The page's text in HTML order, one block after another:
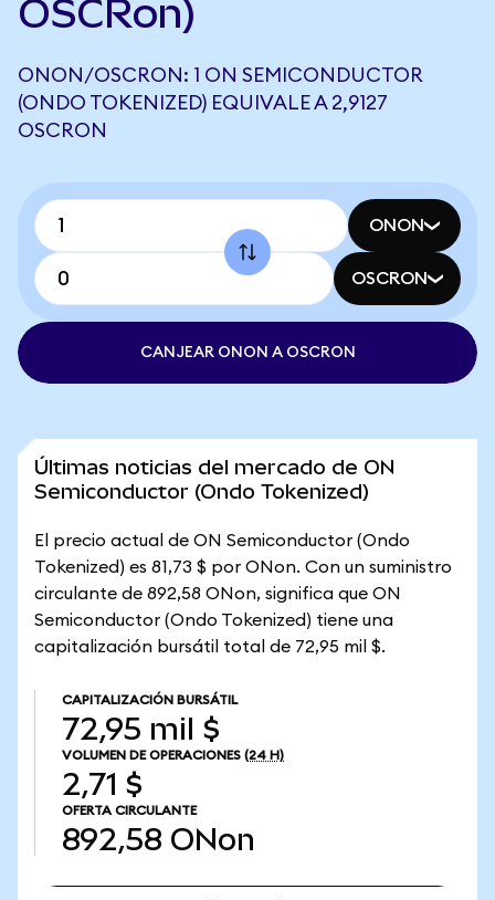
OSCRon)
ONON/OSCRON: 1 ON SEMICONDUCTOR
(ONDO TOKENIZED) EQUIVALE A 2,9127
OSCRON
ONON
OSCRON
CANJEAR ONON A OSCRON
Últimas noticias del mercado de ON
Semiconductor (Ondo Tokenized)
El precio actual de ON Semiconductor (Ondo
Tokenized) es 81,73 $ por ONon. Con un suministro
circulante de 892,58 ONon, significa que ON
Semiconductor (Ondo Tokenized) tiene una
capitalización bursátil total de 72,95 mil $.
CAPITALIZACIÓN BURSÁTIL
72,95 mil $
VOLUMEN DE OPERACIONES (24 H)
2,71 $
OFERTA CIRCULANTE
892,58 ONon